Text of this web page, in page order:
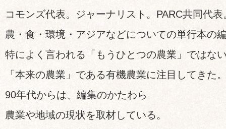
コモンズ代表。ジャーナリスト。PARC共同代表
農・食・環境・アジアなどについての単行本の
特によく言われる「もうひとつの農業」ではな
「本来の農業」である有機農業に注目してきた
90年代からは、編集のかたわら
農業や地域の現状を取材している。